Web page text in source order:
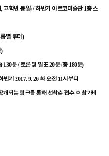
, 고학년 동일) /하반기 아르코미술관1층 스
별 튜터 )
)
130분/토론 및 발표20분(총180분)
반기 2017. 9. 26화 오전11시부터
개되는 링크를 통해 선착순 접수 후참가비